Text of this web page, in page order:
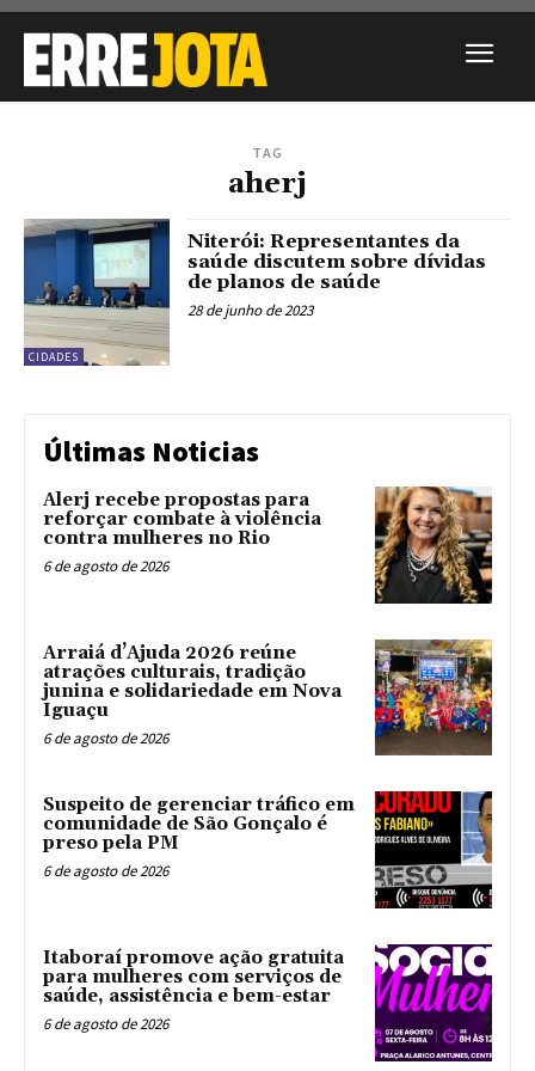
TAG
aherj
CIDADES
Niterói: Representantes da
saúde discutem sobre dívidas
de planos de saúde
28 de junho de 2023
Últimas Noticias
Alerj recebe propostas para
reforçar combate à violência
contra mulheres no Rio
6 de agosto de 2026
Arraiá d’Ajuda 2026 reúne
atrações culturais, tradição
junina e solidariedade em Nova
Iguaçu
6 de agosto de 2026
Suspeito de gerenciar tráfico em
comunidade de São Gonçalo é
preso pela PM
6 de agosto de 2026
Itaboraí promove ação gratuita
para mulheres com serviços de
saúde, assistência e bem-estar
6 de agosto de 2026